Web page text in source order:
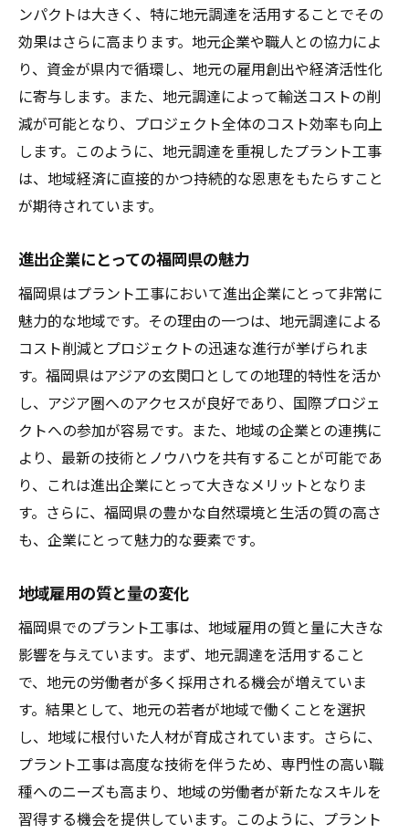
ンパクトは大きく、特に地元調達を活用することでその
効果はさらに高まります。地元企業や職人との協力によ
り、資金が県内で循環し、地元の雇用創出や経済活性化
に寄与します。また、地元調達によって輸送コストの削
減が可能となり、プロジェクト全体のコスト効率も向上
します。このように、地元調達を重視したプラント工事
は、地域経済に直接的かつ持続的な恩恵をもたらすこと
が期待されています。
進出企業にとっての福岡県の魅力
福岡県はプラント工事において進出企業にとって非常に
魅力的な地域です。その理由の一つは、地元調達による
コスト削減とプロジェクトの迅速な進行が挙げられま
す。福岡県はアジアの玄関口としての地理的特性を活か
し、アジア圏へのアクセスが良好であり、国際プロジェ
クトへの参加が容易です。また、地域の企業との連携に
より、最新の技術とノウハウを共有することが可能であ
り、これは進出企業にとって大きなメリットとなりま
す。さらに、福岡県の豊かな自然環境と生活の質の高さ
も、企業にとって魅力的な要素です。
地域雇用の質と量の変化
福岡県でのプラント工事は、地域雇用の質と量に大きな
影響を与えています。まず、地元調達を活用すること
で、地元の労働者が多く採用される機会が増えていま
す。結果として、地元の若者が地域で働くことを選択
し、地域に根付いた人材が育成されています。さらに、
プラント工事は高度な技術を伴うため、専門性の高い職
種へのニーズも高まり、地域の労働者が新たなスキルを
習得する機会を提供しています。このように、プラント